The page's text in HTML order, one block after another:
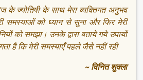
के ज्योतिषी के साथ मेरा व्यक्तिगत अनुभव
समस्याओं को ध्यान से सुना और फिर मेरी
को समझा। उनके द्वारा बताये गये उपायों
है कि मेरी समस्याएँ पहले जैसे नहीं रही
~ विनित शुक्ला